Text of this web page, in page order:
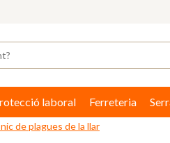
laboral Ferreteria
de plagues de la llar